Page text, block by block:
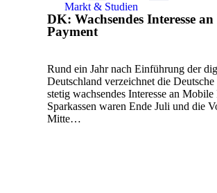
Markt & Studien
DK: Wachsendes Interesse
Payment
Rund ein Jahr nach Einführung der
Deutschland verzeichnet die
stetig wachsendes Interesse an
Sparkassen waren Ende Juli und die
Mitte…